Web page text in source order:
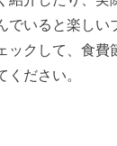
でいると楽しい
ックして、食費
ください。